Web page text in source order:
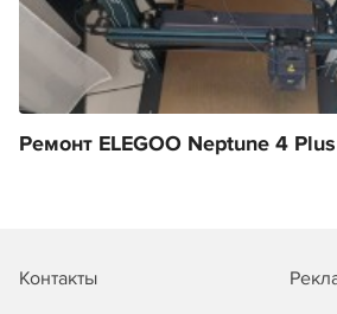
Ремонт ELEGOO Neptune 4 Plus
Контакты